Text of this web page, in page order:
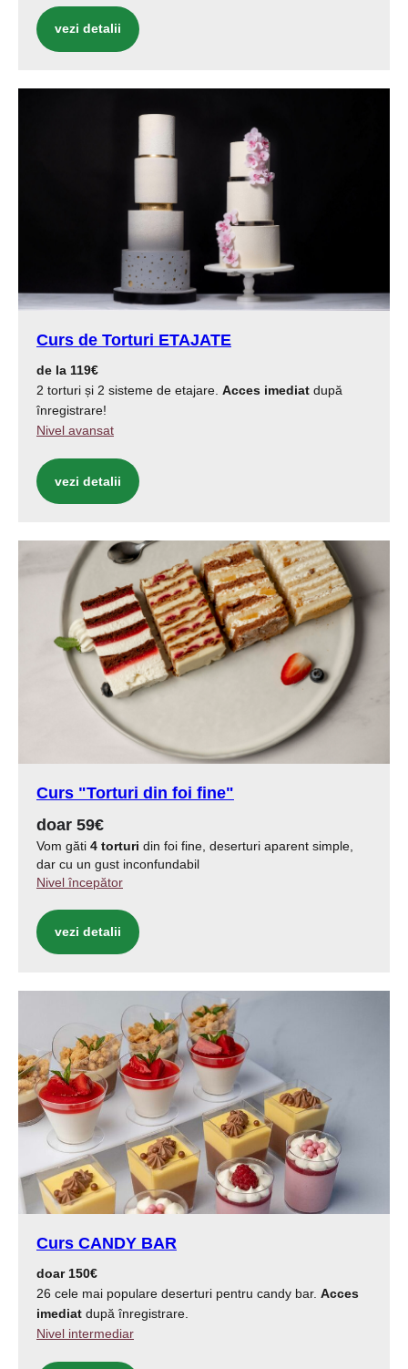
vezi detalii
Curs de Torturi ETAJATE
de la 119€
2 torturi și 2 sisteme de etajare. Acces imediat după
înregistrare!
Nivel avansat
vezi detalii
Curs "Torturi din foi fine"
doar 59€
Vom găti 4 torturi din foi fine, deserturi aparent simple,
dar cu un gust inconfundabil
Nivel începător
vezi detalii
Curs CANDY BAR
doar 150€
26 cele mai populare deserturi pentru candy bar. Acces
imediat după înregistrare.
Nivel intermediar